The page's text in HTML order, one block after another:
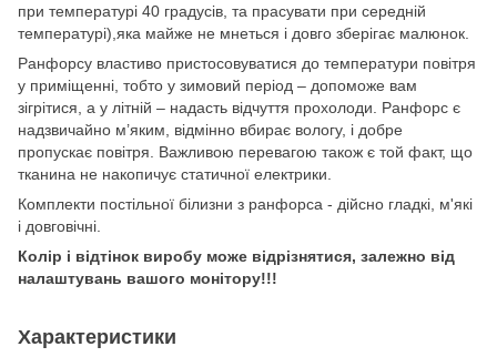
при температурі 40 градусів, та прасувати при середній
температурі),яка майже не мнеться і довго зберігає малюнок.
Ранфорсу властиво пристосовуватися до температури повітря
у приміщенні, тобто у зимовий період – допоможе вам
зігрітися, а у літній – надасть відчуття прохолоди. Ранфорс є
надзвичайно м’яким, відмінно вбирає вологу, і добре
пропускає повітря. Важливою перевагою також є той факт, що
тканина не накопичує статичної електрики.
Комплекти постільної білизни з ранфорса - дійсно гладкі, м'які
і довговічні.
Колір і відтінок виробу може відрізнятися, залежно від
налаштувань вашого монітору!!!
Характеристики